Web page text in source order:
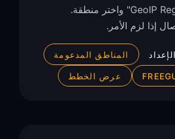
إذا لزم الأمر.
المناطق المدعومة
عرض الخطط